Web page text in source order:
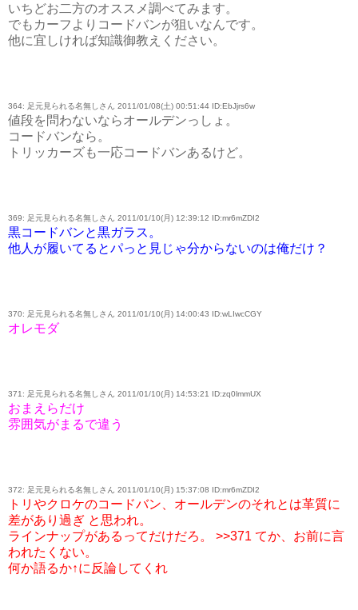
いちどお二方のオススメ調べてみます。
でもカーフよりコードバンが狙いなんです。
他に宜しければ知識御教えください。
364: 足元見られる名無しさん 2011/01/08(土) 00:51:44 ID:EbJjrs6w
値段を問わないならオールデンっしょ。
コードバンなら。
トリッカーズも一応コードバンあるけど。
369: 足元見られる名無しさん 2011/01/10(月) 12:39:12 ID:mr6mZDI2
黒コードバンと黒ガラス。
他人が履いてるとパっと見じゃ分からないのは俺だけ？
370: 足元見られる名無しさん 2011/01/10(月) 14:00:43 ID:wLIwcCGY
オレモダ
371: 足元見られる名無しさん 2011/01/10(月) 14:53:21 ID:zq0lmmUX
おまえらだけ
雰囲気がまるで違う
372: 足元見られる名無しさん 2011/01/10(月) 15:37:08 ID:mr6mZDI2
トリやクロケのコードバン、オールデンのそれとは革質に
差があり過ぎ と思われ。
ラインナップがあるってだけだろ。 >>371 てか、お前に言
われたくない。
何か語るか↑に反論してくれ